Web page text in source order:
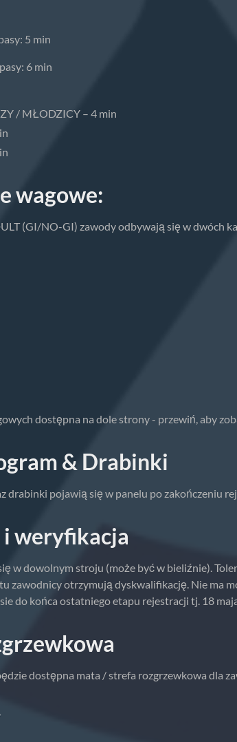
5 min
6 min
/ MŁODZICY – 4 min
wagowe:
(GI/NO-GI) zawody odbywają się w dwóch
dostępna na dole strony - przewiń, aby
& Drabinki
drabinki pojawią się w panelu po zakończeniu
i weryfikacja
w dowolnym stroju (może być w bieliźnie).
zawodnicy otrzymują dyskwalifikację. Nie ma
do końca ostatniego etapu rejestracji tj. 18
dostępna mata / strefa rozgrzewkowa dla